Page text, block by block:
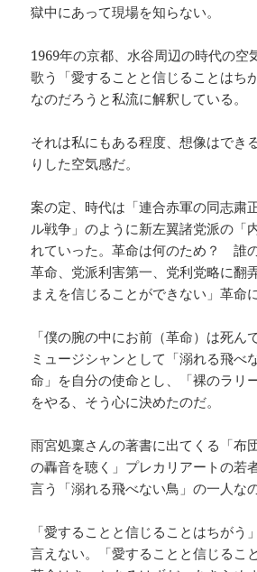
獄中にあって現場を知らない。
1969年の京都、水谷周辺の時代の空
歌う「愛することと信じることはち
なのだろうと私流に解釈している。
それは私にもある程度、想像はでき
りした空気感だ。
案の定、時代は「連合赤軍の同志粛
ル戦争」のように新左翼諸党派の「
れていった。革命は何のため？ 誰
革命、党派利害第一、党利党略に翻
まえを信じることができない」革命
「僕の腕の中にお前（革命）は死
ミュージシャンとして「溺れる飛べ
命」を自分の使命とし、「裸のラリ
をやる、そう心に決めたのだ。
雨宮処稟さんの著書に出てくる「布
の轟音を聴く」プレカリアートの若
言う「溺れる飛べない鳥」の一人な
「愛することと信じることはちがう
言えない。「愛することと信じるこ